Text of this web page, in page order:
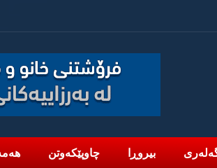
بیروڕا چاوپێکەوتن